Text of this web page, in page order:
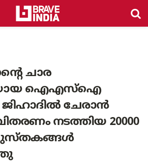
ചാര
ഐഎസ്ഐ
ജിഹാദിൽ ചേരാൻ
വിതരണം നടത്തിയ 20000